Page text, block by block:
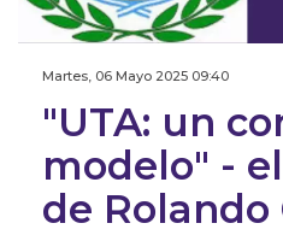
Martes, 06 Mayo 2025 09:40
"UTA: un
modelo" -
de Rolando